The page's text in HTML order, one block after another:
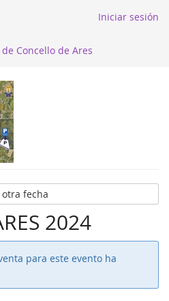
Iniciar sesión
Concello de Ares
otra fecha
2024
para este evento ha